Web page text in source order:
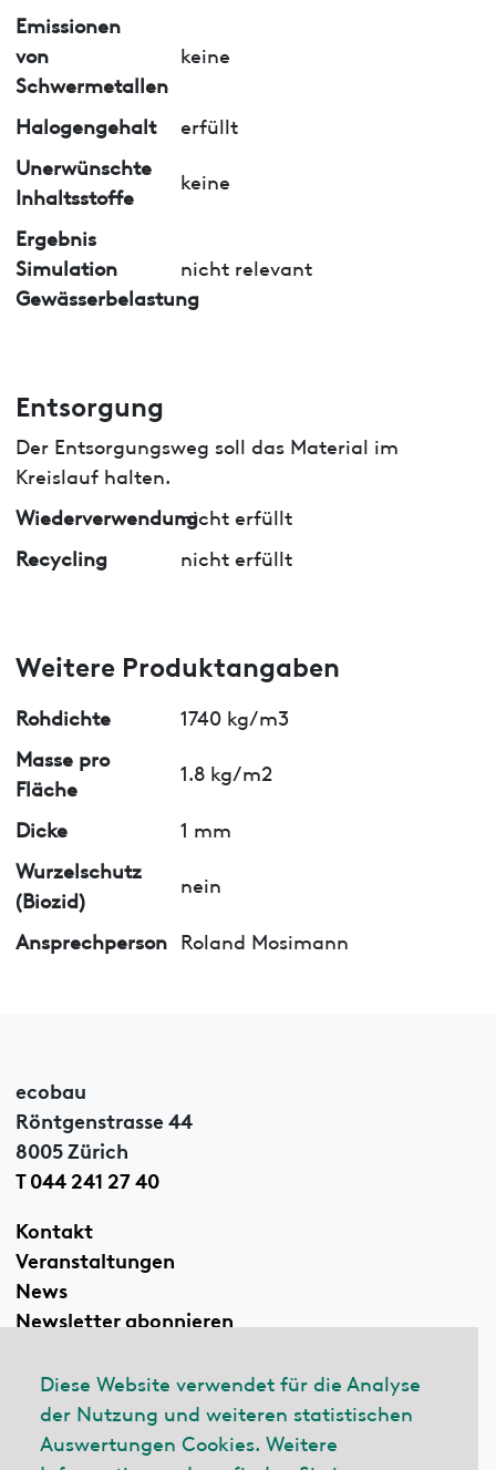
Diese Website verwendet für die Analyse
der Nutzung und weiteren statistischen
Auswertungen Cookies. Weitere
Emissionen
von
Schwermetallen
keine
Halogengehalt
erfüllt
Unerwünschte
Inhaltsstoffe
keine
Ergebnis
Simulation
Gewässerbelastung
nicht relevant
Entsorgung
Der Entsorgungsweg soll das Material im
Kreislauf halten.
Wiederverwendungnicht erfüllt
Recycling
nicht erfüllt
Weitere Produktangaben
Rohdichte
1740 kg/m3
Masse pro
Fläche
1.8 kg/m2
Dicke
1 mm
Wurzelschutz
(Biozid)
nein
Ansprechperson Roland Mosimann
ecobau
Röntgenstrasse 44
8005 Zürich
T 044 241 27 40
Kontakt
Veranstaltungen
News
Newsletter abonnieren
Linkedin